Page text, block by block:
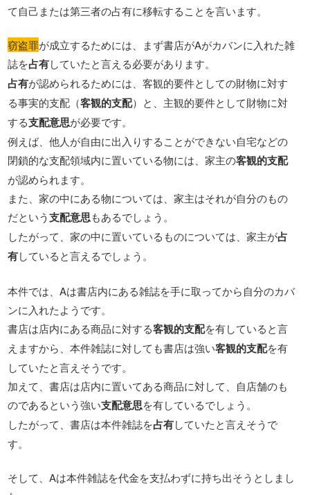
て自己または第三者の占有に移転することを言います。
窃盗罪が成立するためには、まず書店がAがカバンに入れた雑
誌を占有していたと言える必要があります。
占有が認められるためには、客観的要件としての財物に対す
る事実的支配（客観的支配）と、主観的要件として財物に対
する支配意思が必要です。
例えば、他人が自由に出入りすることができない自宅などの
閉鎖的な支配領域内に置いている物には、家主の客観的支配
が認められます。
また、家の中にある物については、家主はそれが自分のもの
だという支配意思もあるでしょう。
したがって、家の中に置いているものについては、家主が占
有していると言えるでしょう。
本件では、Aは書店内にある雑誌を手に取ってから自分のカバ
ンに入れたようです。
書店は店内にある商品に対する客観的支配を有していると言
えますから、本件雑誌に対しても書店は強い客観的支配を有
していたと言えそうです。
加えて、書店は店内に置いてある商品に対して、自店舗のも
のであるという強い支配意思を有しているでしょう。
したがって、書店は本件雑誌を占有していたと言えそうで
す。
そして、Aは本件雑誌を代金を支払わずに持ち出そうとしまし